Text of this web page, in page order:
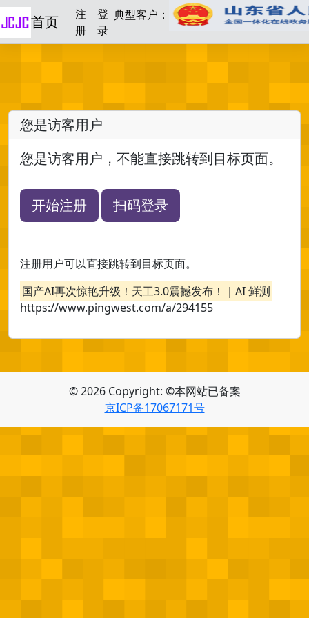
首页
注
册
登
录
典型客户：
您是访客用户
您是访客用户，不能直接跳转到目标页面。
开始注册 扫码登录
注册用户可以直接跳转到目标页面。
国产AI再次惊艳升级！天工3.0震撼发布！｜AI 鲜测
https://www.pingwest.com/a/294155
© 2026 Copyright: ©本网站已备案
京ICP备17067171号